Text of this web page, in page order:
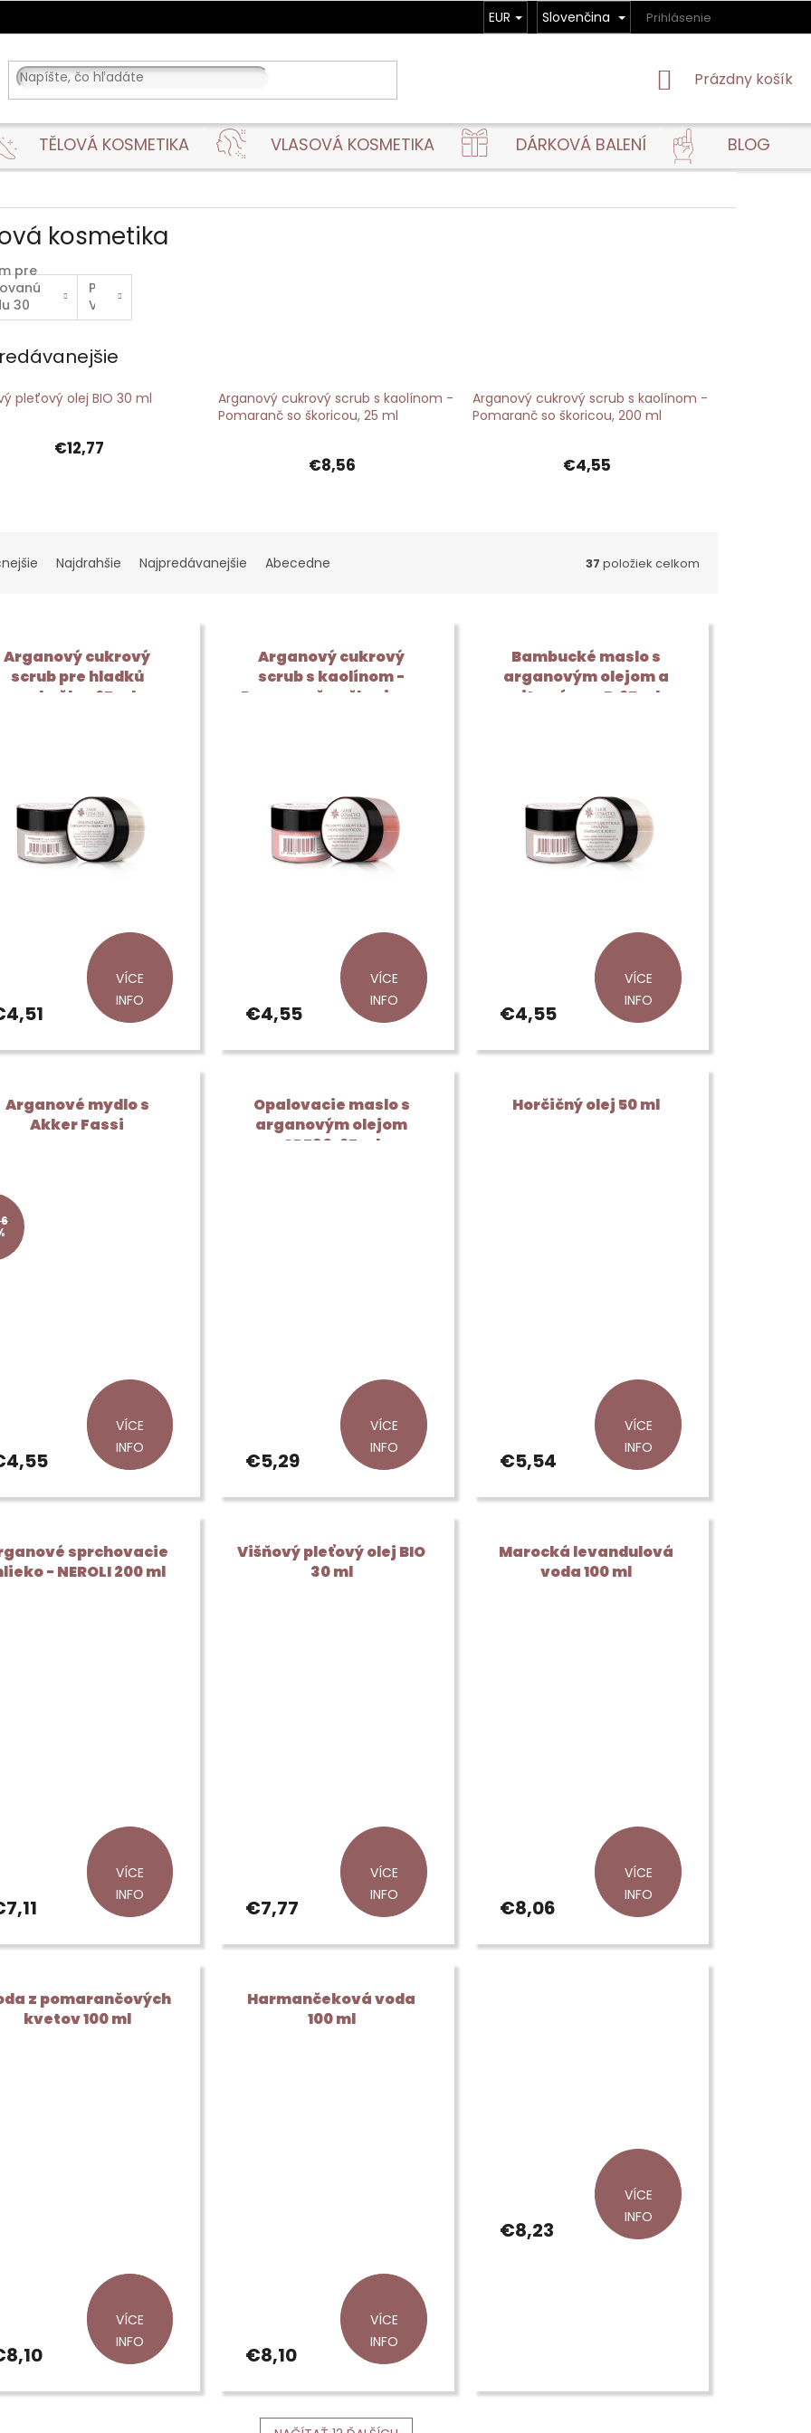
EUR Slovenčina Prihlásenie
NÁKUPNÝ
Prázdny košík
TĚLOVÁ KOSMETIKA VLASOVÁ KOSMETIKA DÁRKOVÁ BALENÍ BLOG
kosmetika
pre
30
PLEŤOVÉ
pleťový olej BIO 30 ml
€12,77
Arganový cukrový scrub s kaolínom -
Pomaranč so škoricou, 25 ml
€8,56
Arganový cukrový scrub s kaolínom -
Pomaranč so škoricou, 200 ml
€4,55
Najdrahšie Najpredávanejšie Abecedne 37 položiek celkom
Arganový cukrový
scrub pre hladků
pokožku, 25 ml
VÍCE
INFO
Arganový cukrový
scrub s kaolínom -
Pomaranč so škoricou,
€4,55
VÍCE
INFO
Bambucké maslo s
arganovým olejom a
vitamínom E, 25 ml
€4,55
VÍCE
INFO
Arganové mydlo s
Akker Fassi
VÍCE
INFO
Opalovacie maslo s
arganovým olejom
SPF30, 25 ml
€5,29
VÍCE
INFO
Horčičný olej 50 ml
€5,54
VÍCE
INFO
sprchovacie
- NEROLI 200 ml
VÍCE
INFO
Višňový pleťový olej BIO
30 ml
€7,77
VÍCE
INFO
Marocká levandulová
voda 100 ml
€8,06
VÍCE
INFO
z pomarančových
kvetov 100 ml
VÍCE
INFO
Harmančeková voda
100 ml
€8,10
VÍCE
INFO
€8,23
VÍCE
INFO